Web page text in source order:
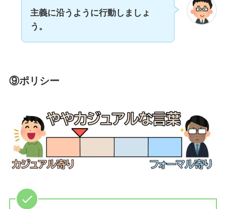
主義に沿うように行動しましょ
う。
⑨ポリシー